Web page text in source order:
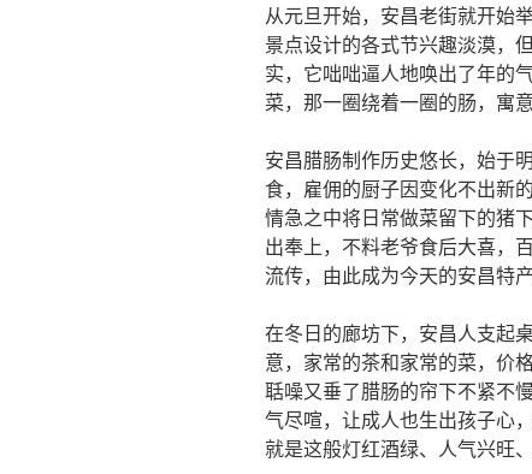
从元旦开始，安昌老街就开始
景点设计的各式节兴趣淡漠，
实，它咄咄逼人地唤出了年的
菜，那一圈绕着一圈的肠，寓意
安昌腊肠制作历史悠长，始于
食，雇佣的厨子因变化不出新
情急之中将日常做菜留下的猪
出奉上，不料老爷食后大喜，
流传，由此成为今天的安昌特产
在冬日的廊坊下，安昌人支起
意，家常的茶和家常的菜，价
聒噪又垂了腊肠的帘下不紧不
气尽喧，让成人也生出孩子心
就是这般灯红酒绿、人气兴旺